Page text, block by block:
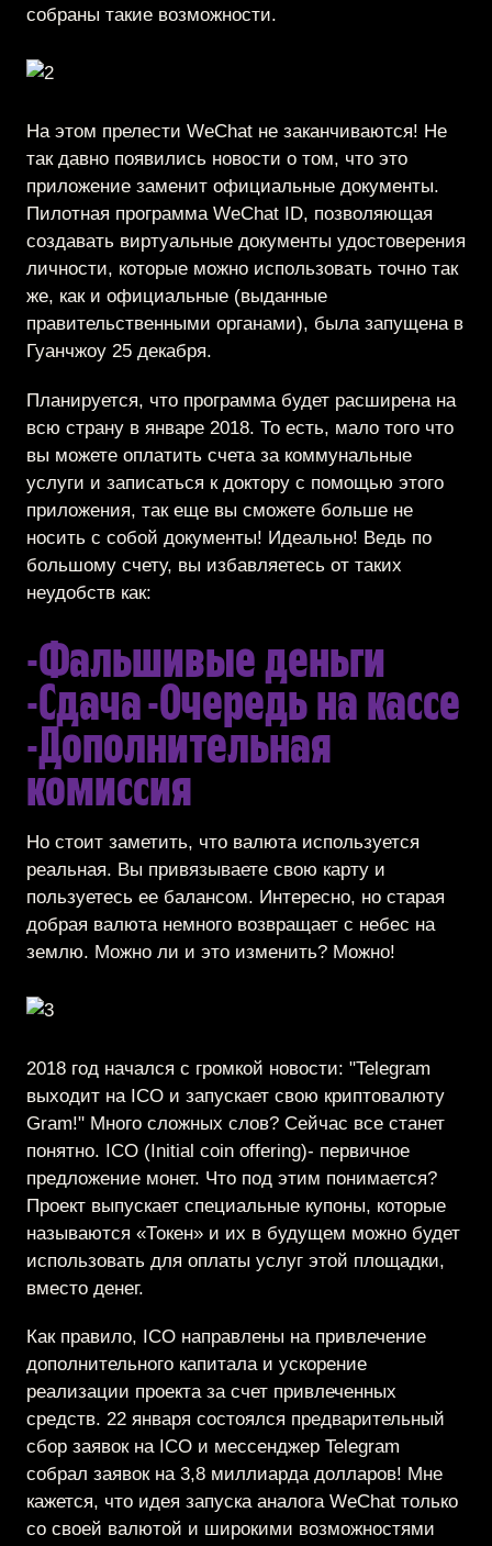
собраны такие возможности.
На этом прелести WeChat не заканчиваются! Не
так давно появились новости о том, что это
приложение заменит официальные документы.
Пилотная программа WeChat ID, позволяющая
создавать виртуальные документы удостоверения
личности, которые можно использовать точно так
же, как и официальные (выданные
правительственными органами), была запущена в
Гуанчжоу 25 декабря.
Планируется, что программа будет расширена на
всю страну в январе 2018. То есть, мало того что
вы можете оплатить счета за коммунальные
услуги и записаться к доктору с помощью этого
приложения, так еще вы сможете больше не
носить с собой документы! Идеально! Ведь по
большому счету, вы избавляетесь от таких
неудобств как:
-Фальшивые деньги
-Сдача -Очередь на кассе
-Дополнительная
комиссия
Но стоит заметить, что валюта используется
реальная. Вы привязываете свою карту и
пользуетесь ее балансом. Интересно, но старая
добрая валюта немного возвращает с небес на
землю. Можно ли и это изменить? Можно!
2018 год начался с громкой новости: "Telegram
выходит на ICO и запускает свою криптовалюту
Gram!" Много сложных слов? Сейчас все станет
понятно. ICO (Initial coin offering)- первичное
предложение монет. Что под этим понимается?
Проект выпускает специальные купоны, которые
называются «Токен» и их в будущем можно будет
использовать для оплаты услуг этой площадки,
вместо денег.
Как правило, ICO направлены на привлечение
дополнительного капитала и ускорение
реализации проекта за счет привлеченных
средств. 22 января состоялся предварительный
сбор заявок на ICO и мессенджер Telegram
собрал заявок на 3,8 миллиарда долларов! Мне
кажется, что идея запуска аналога WeChat только
со своей валютой и широкими возможностями